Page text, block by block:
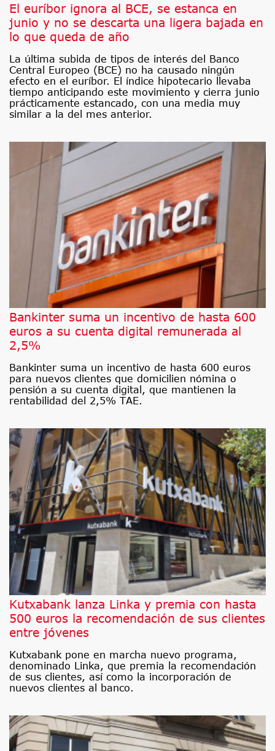
El euríbor ignora al BCE, se estanca en
junio y no se descarta una ligera bajada en
lo que queda de año
La última subida de tipos de interés del Banco
Central Europeo (BCE) no ha causado ningún
efecto en el euríbor. El índice hipotecario llevaba
tiempo anticipando este movimiento y cierra junio
prácticamente estancado, con una media muy
similar a la del mes anterior.
Bankinter suma un incentivo de hasta 600
euros a su cuenta digital remunerada al
2,5%
Bankinter suma un incentivo de hasta 600 euros
para nuevos clientes que domicilien nómina o
pensión a su cuenta digital, que mantienen la
rentabilidad del 2,5% TAE.
Kutxabank lanza Linka y premia con hasta
500 euros la recomendación de sus clientes
entre jóvenes
Kutxabank pone en marcha nuevo programa,
denominado Linka, que premia la recomendación
de sus clientes, así como la incorporación de
nuevos clientes al banco.